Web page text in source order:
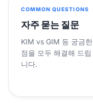
COMMON QUESTIONS
자주 묻는 질문
KIM vs GIM 등 궁금한
점을 모두 해결해 드립
니다.